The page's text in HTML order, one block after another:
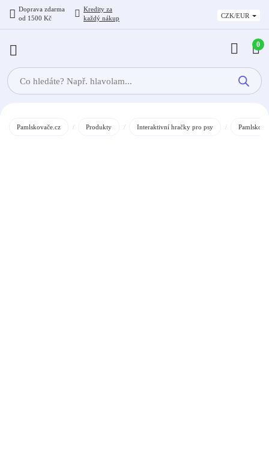
Doprava zdarma
od 1500 Kč
Kredity za
každý nákup
CZK/EUR
Products
search
0
Pamlskovače.cz / Produkty / Interaktivní hračky pro psy /